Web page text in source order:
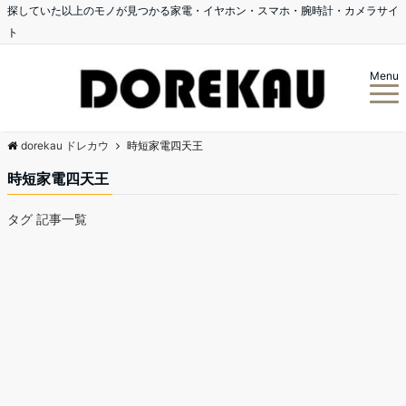
探していた以上のモノが見つかる家電・イヤホン・スマホ・腕時計・カメラサイ
ト
Menu
dorekau ドレカウ 時短家電四天王
時短家電四天王
タグ 記事一覧